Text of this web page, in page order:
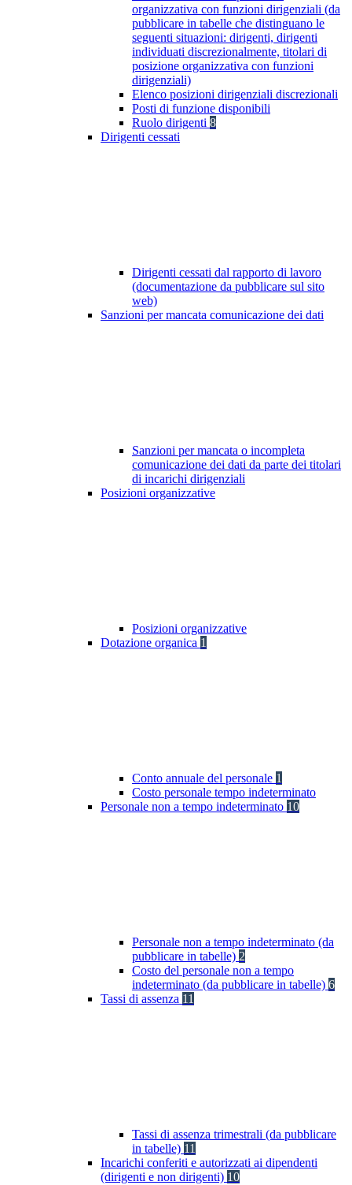
organizzativa con funzioni dirigenziali (da
pubblicare in tabelle che distinguano le
seguenti situazioni: dirigenti, dirigenti
individuati discrezionalmente, titolari di
posizione organizzativa con funzioni
dirigenziali)
Elenco posizioni dirigenziali discrezionali
Posti di funzione disponibili
Ruolo dirigenti 8
Dirigenti cessati
Dirigenti cessati dal rapporto di lavoro
(documentazione da pubblicare sul sito
web)
Sanzioni per mancata comunicazione dei dati
Sanzioni per mancata o incompleta
comunicazione dei dati da parte dei titolari
di incarichi dirigenziali
Posizioni organizzative
Posizioni organizzative
Dotazione organica 1
Conto annuale del personale 1
Costo personale tempo indeterminato
Personale non a tempo indeterminato 10
Personale non a tempo indeterminato (da
pubblicare in tabelle) 2
Costo del personale non a tempo
indeterminato (da pubblicare in tabelle) 6
Tassi di assenza 11
Tassi di assenza trimestrali (da pubblicare
in tabelle) 11
Incarichi conferiti e autorizzati ai dipendenti
(dirigenti e non dirigenti) 10